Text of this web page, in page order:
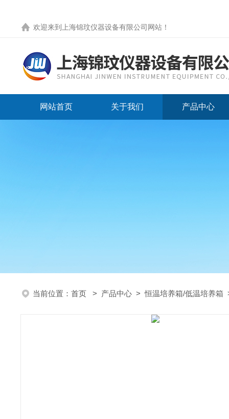
欢迎来到 上海锦玟仪器设备有限公司网站 ！
网站首页 关于我们 产品中心
当前位置： 首页 > 产品中心 >恒温培养箱/低温培养箱